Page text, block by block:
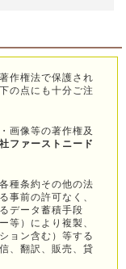
に含まれる氏名・E
だく際に、氏名・E
。これらの情報は、
見解及び労働組合へ
利用いたしません。
ルサイトの閲覧と管
す。お知らせメール
ことはありません。
作権法で保護され
の点にも十分ご注
画像等の著作権及
ファーストニード
種条約その他の法
事前の許可なく、
データ蓄積手段
等）により複製、
ョン含む）等する
、翻訳、販売、貸